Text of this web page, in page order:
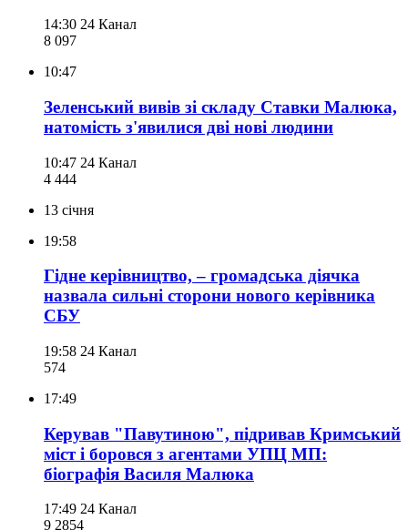
14:30 24 Канал
8 097
10:47
Зеленський вивів зі складу Ставки Малюка,
натомість з'явилися дві нові людини
10:47 24 Канал
4 444
13 січня
19:58
Гідне керівництво, – громадська діячка
назвала сильні сторони нового керівника
СБУ
19:58 24 Канал
574
17:49
Керував "Павутиною", підривав Кримський
міст і боровся з агентами УПЦ МП:
біографія Василя Малюка
17:49 24 Канал
9 2854